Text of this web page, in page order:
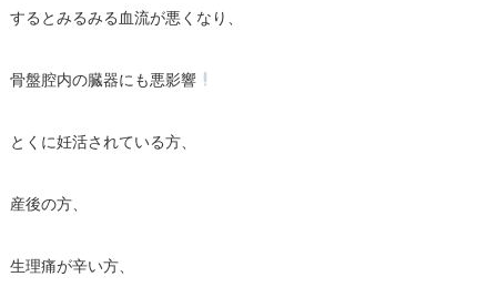
するとみるみる血流が悪くなり、
骨盤腔内の臓器にも悪影響
とくに妊活されている方、
産後の方、
生理痛が辛い方、